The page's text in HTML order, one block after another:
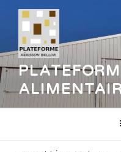
contenu
principal